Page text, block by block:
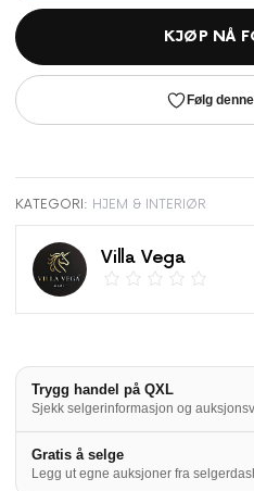
KJØP NÅ
Følg
KATEGORI: HJEM & INTERIØR
Villa Vega
Trygg handel på QXL
Sjekk selgerinformasjon og
Gratis å selge
Legg ut egne auksjoner fra